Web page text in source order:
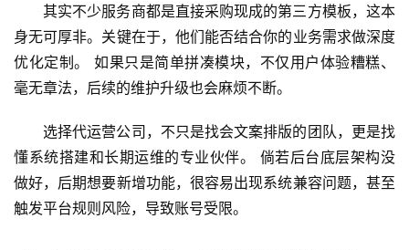
蓝
畅
首
页
H
5
开
发
其实不少服务商都是直接采购现成的第三方模板，这本
身无可厚非。关键在于，他们能否结合你的业务需求做深度
优化定制。 如果只是简单拼凑模块，不仅用户体验糟糕、
毫无章法，后续的维护升级也会麻烦不断。
选择代运营公司，不只是找会文案排版的团队，更是找
懂系统搭建和长期运维的专业伙伴。 倘若后台底层架构没
做好，后期想要新增功能，很容易出现系统兼容问题，甚至
触发平台规则风险，导致账号受限。